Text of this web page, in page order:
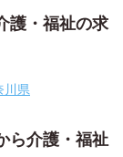
護・福祉の求
川県
ら介護・福祉